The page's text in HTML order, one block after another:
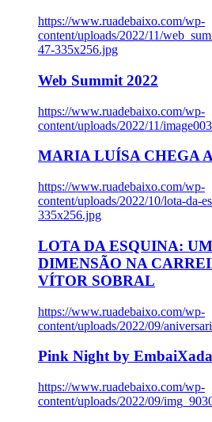
https://www.ruadebaixo.com/wp-
content/uploads/2022/11/
47-335x256.jpg
Web Summit 2022
https://www.ruadebaixo.com/wp-
content/uploads/2022/11/
MARIA LUÍSA CHEGA
https://www.ruadebaixo.com/wp-
content/uploads/2022/10/lota-da-
335x256.jpg
LOTA DA ESQUINA:
DIMENSÃO NA
VÍTOR SOBRAL
https://www.ruadebaixo.com/wp-
content/uploads/2022/09/
Pink Night by EmbaiXada
https://www.ruadebaixo.com/wp-
content/uploads/2022/09/